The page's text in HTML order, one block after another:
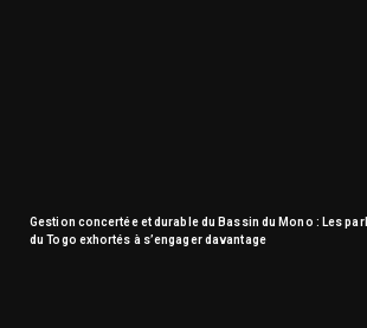
Gestion concertée et durable du Bassin du Mono : Les
du Togo exhortés à s’engager davantage